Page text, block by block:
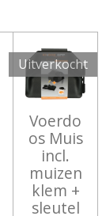
Uitverkocht
Voerdo
os Muis
incl.
muizen
klem +
sleutel